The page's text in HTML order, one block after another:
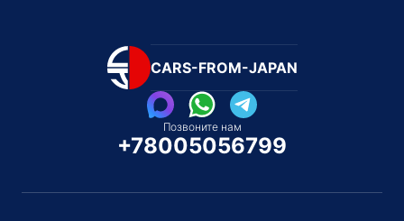
CARS-FROM-JAPAN
Позвоните нам
+78005056799